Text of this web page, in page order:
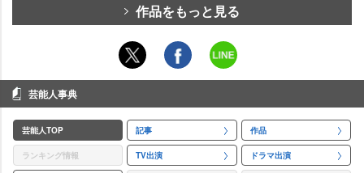
作品をもっと見る
芸能人事典
芸能人TOP 記事 作品
ランキング情報 TV出演 ドラマ出演